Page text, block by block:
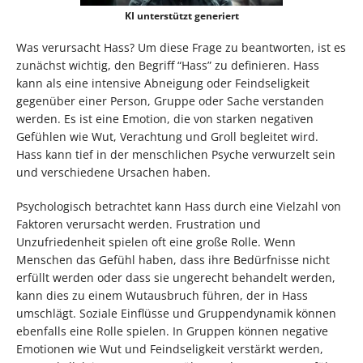
KI unterstützt generiert
Was verursacht Hass? Um diese Frage zu beantworten, ist es
zunächst wichtig, den Begriff “Hass” zu definieren. Hass
kann als eine intensive Abneigung oder Feindseligkeit
gegenüber einer Person, Gruppe oder Sache verstanden
werden. Es ist eine Emotion, die von starken negativen
Gefühlen wie Wut, Verachtung und Groll begleitet wird.
Hass kann tief in der menschlichen Psyche verwurzelt sein
und verschiedene Ursachen haben.
Psychologisch betrachtet kann Hass durch eine Vielzahl von
Faktoren verursacht werden. Frustration und
Unzufriedenheit spielen oft eine große Rolle. Wenn
Menschen das Gefühl haben, dass ihre Bedürfnisse nicht
erfüllt werden oder dass sie ungerecht behandelt werden,
kann dies zu einem Wutausbruch führen, der in Hass
umschlägt. Soziale Einflüsse und Gruppendynamik können
ebenfalls eine Rolle spielen. In Gruppen können negative
Emotionen wie Wut und Feindseligkeit verstärkt werden,